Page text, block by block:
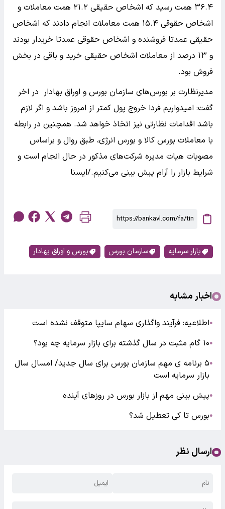
۳۶.۴ همت رسید که اشخاص حقیقی ۲۱.۲ همت معاملات و
اشخاص حقوقی ۱۵.۴ همت معاملات انجام دادند که اشخاص
حقیقی عمدتا فروشنده و اشخاص حقوقی عمدتا خریدار بودند
و ۱۳ درصد از معاملات اشخاص حقیقی خرید و باقی در بخش
فروش بود.
مدیرنظارت بر بورس‌های سازمان بورس و اوراق بهادار در اخر
گفت: امیدواریم فردا خروج پول کمتر از امروز باشد و اگر لازم
باشد اقدامات نظارتی نیز اتخاذ خواهد شد. همچنین در رابطه
با معاملات بورس کالا و بورس انرژی، طبق روال و براساس
مصوبات هیات مدیره شرکت‌های مذکور در حال انجام است و
شرایط بازار را آرام پیش بینی می‌کنیم./ایسنا
بازار سرمایه سازمان بورس بورس و اوراق بهادار
اخبار مشابه
●اطلاعیه: فرآیند واگذاری سهام سایپا متوقف نشده است
●۱۰ گام مثبت در سال گذشته برای بازار سرمایه چه بود؟
●
۵ برنامه ی مهم سازمان بورس برای سال جدید/ امسال سال
بازار سرمایه است
●پیش بینی مهم از بازار بورس در روزهای آینده
●بورس تا کی تعطیل شد؟
ارسال نظر